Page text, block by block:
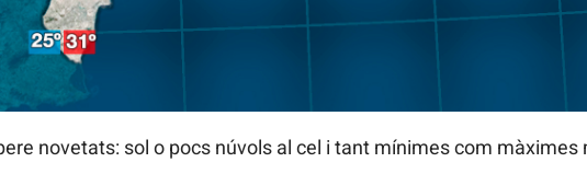
novetats: sol o pocs núvols al cel i tant mínimes com màximes